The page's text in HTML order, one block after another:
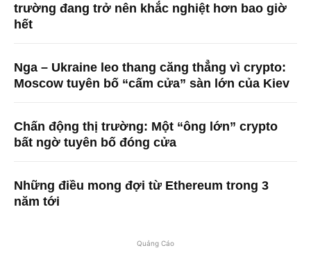
trường đang trở nên khắc nghiệt hơn bao giờ
hết
Nga – Ukraine leo thang căng thẳng vì crypto:
Moscow tuyên bố “cấm cửa” sàn lớn của Kiev
Chấn động thị trường: Một “ông lớn” crypto
bất ngờ tuyên bố đóng cửa
Những điều mong đợi từ Ethereum trong 3
năm tới
Quảng Cáo